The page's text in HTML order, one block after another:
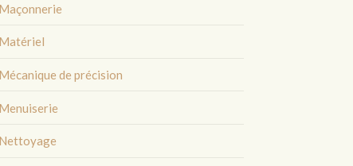
Maçonnerie
Matériel
Mécanique de précision
Menuiserie
Nettoyage